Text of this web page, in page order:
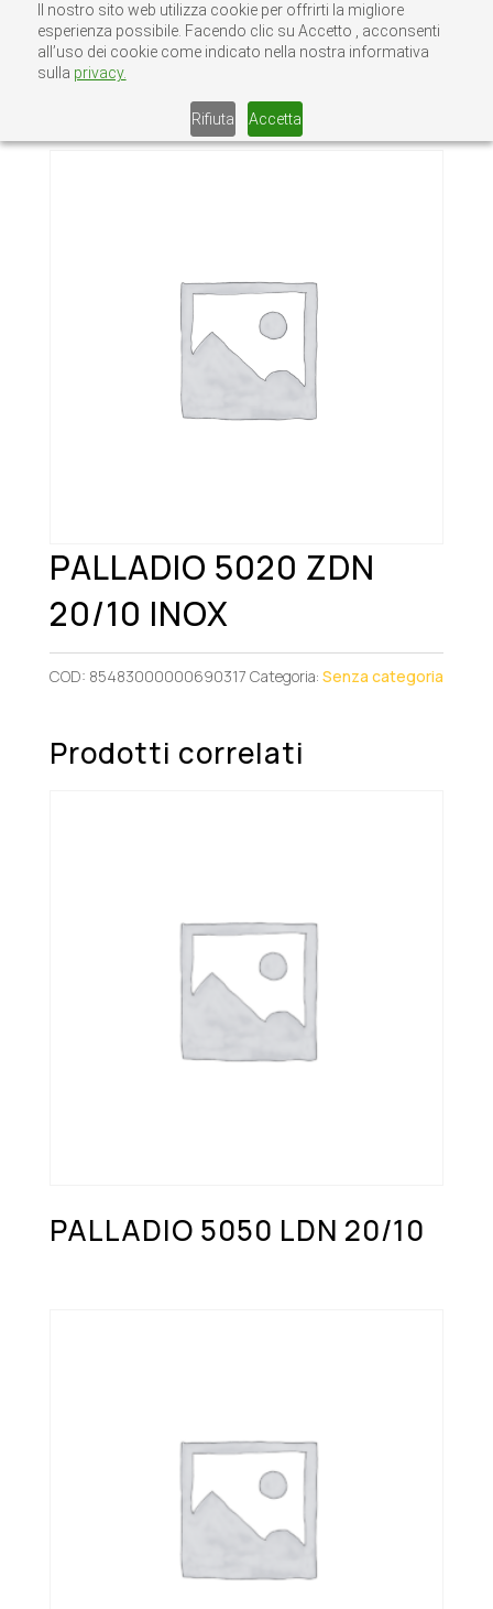
Il nostro sito web utilizza cookie per offrirti la migliore
esperienza possibile. Facendo clic su Accetto , acconsenti
all’uso dei cookie come indicato nella nostra informativa
sulla privacy.
Rifiuta Accetta
Home/Senza categoria
PALLADIO 5020 ZDN
20/10 INOX
COD: 85483000000690317 Categoria: Senza categoria
Prodotti correlati
PALLADIO 5050 LDN 20/10